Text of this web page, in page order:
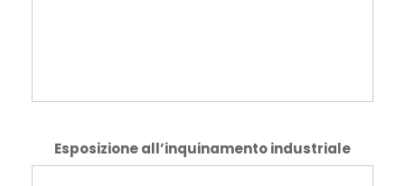
Esposizione all’inquinamento industriale